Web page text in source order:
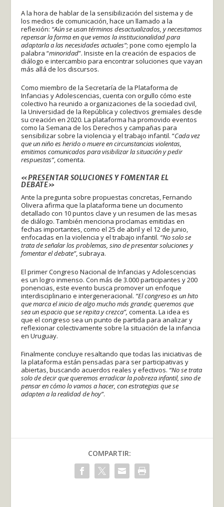
A la hora de hablar de la sensibilización del sistema y de
los medios de comunicación, hace un llamado a la
reflexión: “Aún se usan términos desactualizados, y necesitamos
repensar la forma en que vemos la institucionalidad para
adaptarla a las necesidades actuales”; pone como ejemplo la
palabra “minoridad”. Insiste en la creación de espacios de
diálogo e intercambio para encontrar soluciones que vayan
más allá de los discursos.
Como miembro de la Secretaría de la Plataforma de
Infancias y Adolescencias, cuenta con orgullo cómo este
colectivo ha reunido a organizaciones de la sociedad civil,
la Universidad de la República y colectivos gremiales desde
su creación en 2020. La plataforma ha promovido eventos
como la Semana de los Derechos y campañas para
sensibilizar sobre la violencia y el trabajo infantil. “Cada vez
que un niño es herido o muere en circunstancias violentas,
emitimos comunicados para visibilizar la situación y pedir
respuestas”, comenta.
«PRESENTAR SOLUCIONES Y FOMENTAR EL
DEBATE»
Ante la pregunta sobre propuestas concretas, Fernando
Olivera afirma que la plataforma tiene un documento
detallado con 10 puntos clave y un resumen de las mesas
de diálogo. También menciona proclamas emitidas en
fechas importantes, como el 25 de abril y el 12 de junio,
enfocadas en la violencia y el trabajo infantil. “No solo se
trata de señalar los problemas, sino de presentar soluciones y
fomentar el debate”, subraya.
El primer Congreso Nacional de Infancias y Adolescencias
es un logro inmenso. Con más de 3.000 participantes y 200
ponencias, este evento busca promover un enfoque
interdisciplinario e intergeneracional. “El congreso es un hito
que marca el inicio de algo mucho más grande; queremos que
sea un espacio que se repita y crezca”, comenta. La idea es
que el congreso sea un punto de partida para analizar y
reflexionar colectivamente sobre la situación de la infancia
en Uruguay.
Finalmente concluye resaltando que todas las iniciativas de
la plataforma están pensadas para ser participativas y
abiertas, buscando acuerdos reales y efectivos. “No se trata
solo de decir que queremos erradicar la pobreza infantil, sino de
pensar en cómo lo vamos a hacer, con estrategias que se
adapten a la realidad de hoy”.
COMPARTIR: